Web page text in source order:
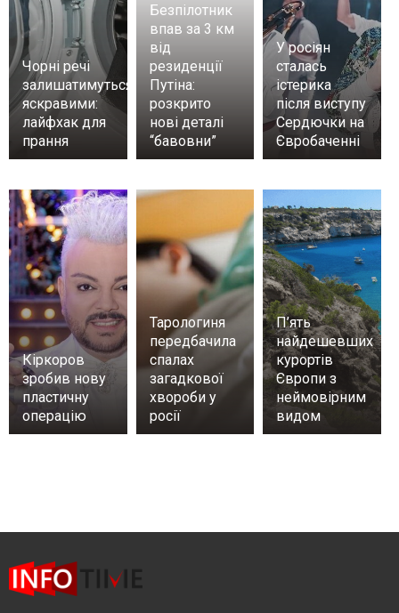
Чорні речі
залишатимуться
яскравими:
лайфхак для
прання
Безпілотник
впав за 3 км
від
резиденції
Путіна:
розкрито
нові деталі
“бавовни”
У росіян
сталась
істерика
після виступу
Сердючки на
Євробаченні
Кіркоров
зробив нову
пластичну
операцію
Тарологиня
передбачила
спалах
загадкової
хвороби у
росії
П’ять
найдешевших
курортів
Європи з
неймовірним
видом